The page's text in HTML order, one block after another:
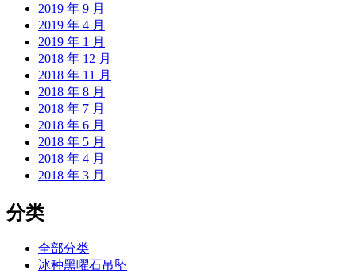
2019 年 9 月
2019 年 4 月
2019 年 1 月
2018 年 12 月
2018 年 11 月
2018 年 8 月
2018 年 7 月
2018 年 6 月
2018 年 5 月
2018 年 4 月
2018 年 3 月
分类
全部分类
冰种黑曜石吊坠